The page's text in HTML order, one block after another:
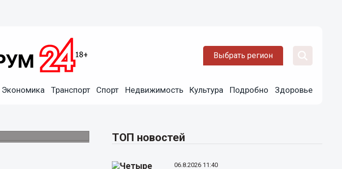
Выбрать регион
Экономика Транспорт Спорт Недвижимость Культура Подробно Здоровье
ТОП новостей
06.8.2026 11:40